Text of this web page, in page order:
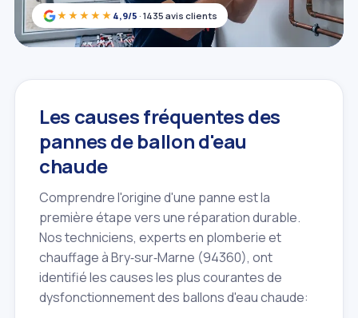
★★★★★ 4,9/5 · 1435 avis clients
Les causes fréquentes des
pannes de ballon d'eau
chaude
Comprendre l'origine d'une panne est la
première étape vers une réparation durable.
Nos techniciens, experts en plomberie et
chauffage à Bry‑sur‑Marne (94360), ont
identifié les causes les plus courantes de
dysfonctionnement des ballons d'eau chaude: